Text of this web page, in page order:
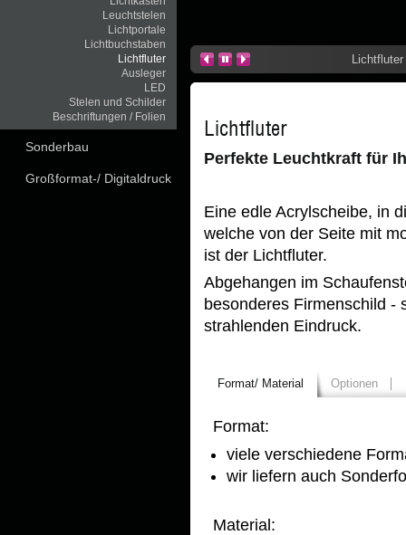
Leuchtstelen
Lichtportale
Lichtbuchstaben
Lichtfluter
Ausleger
LED
Stelen und Schilder
Beschriftungen / Folien
Sonderbau
Großformat-/ Digitaldruck
Lichtfluter
Perfekte Leuchtkraft für
Eine edle Acrylscheibe, in
welche von der Seite mit
ist der Lichtfluter.
Abgehangen im
besonderes Firmenschild -
strahlenden Eindruck.
Format/ Material Optionen
Format:
viele verschiedene
wir liefern auch
Material: